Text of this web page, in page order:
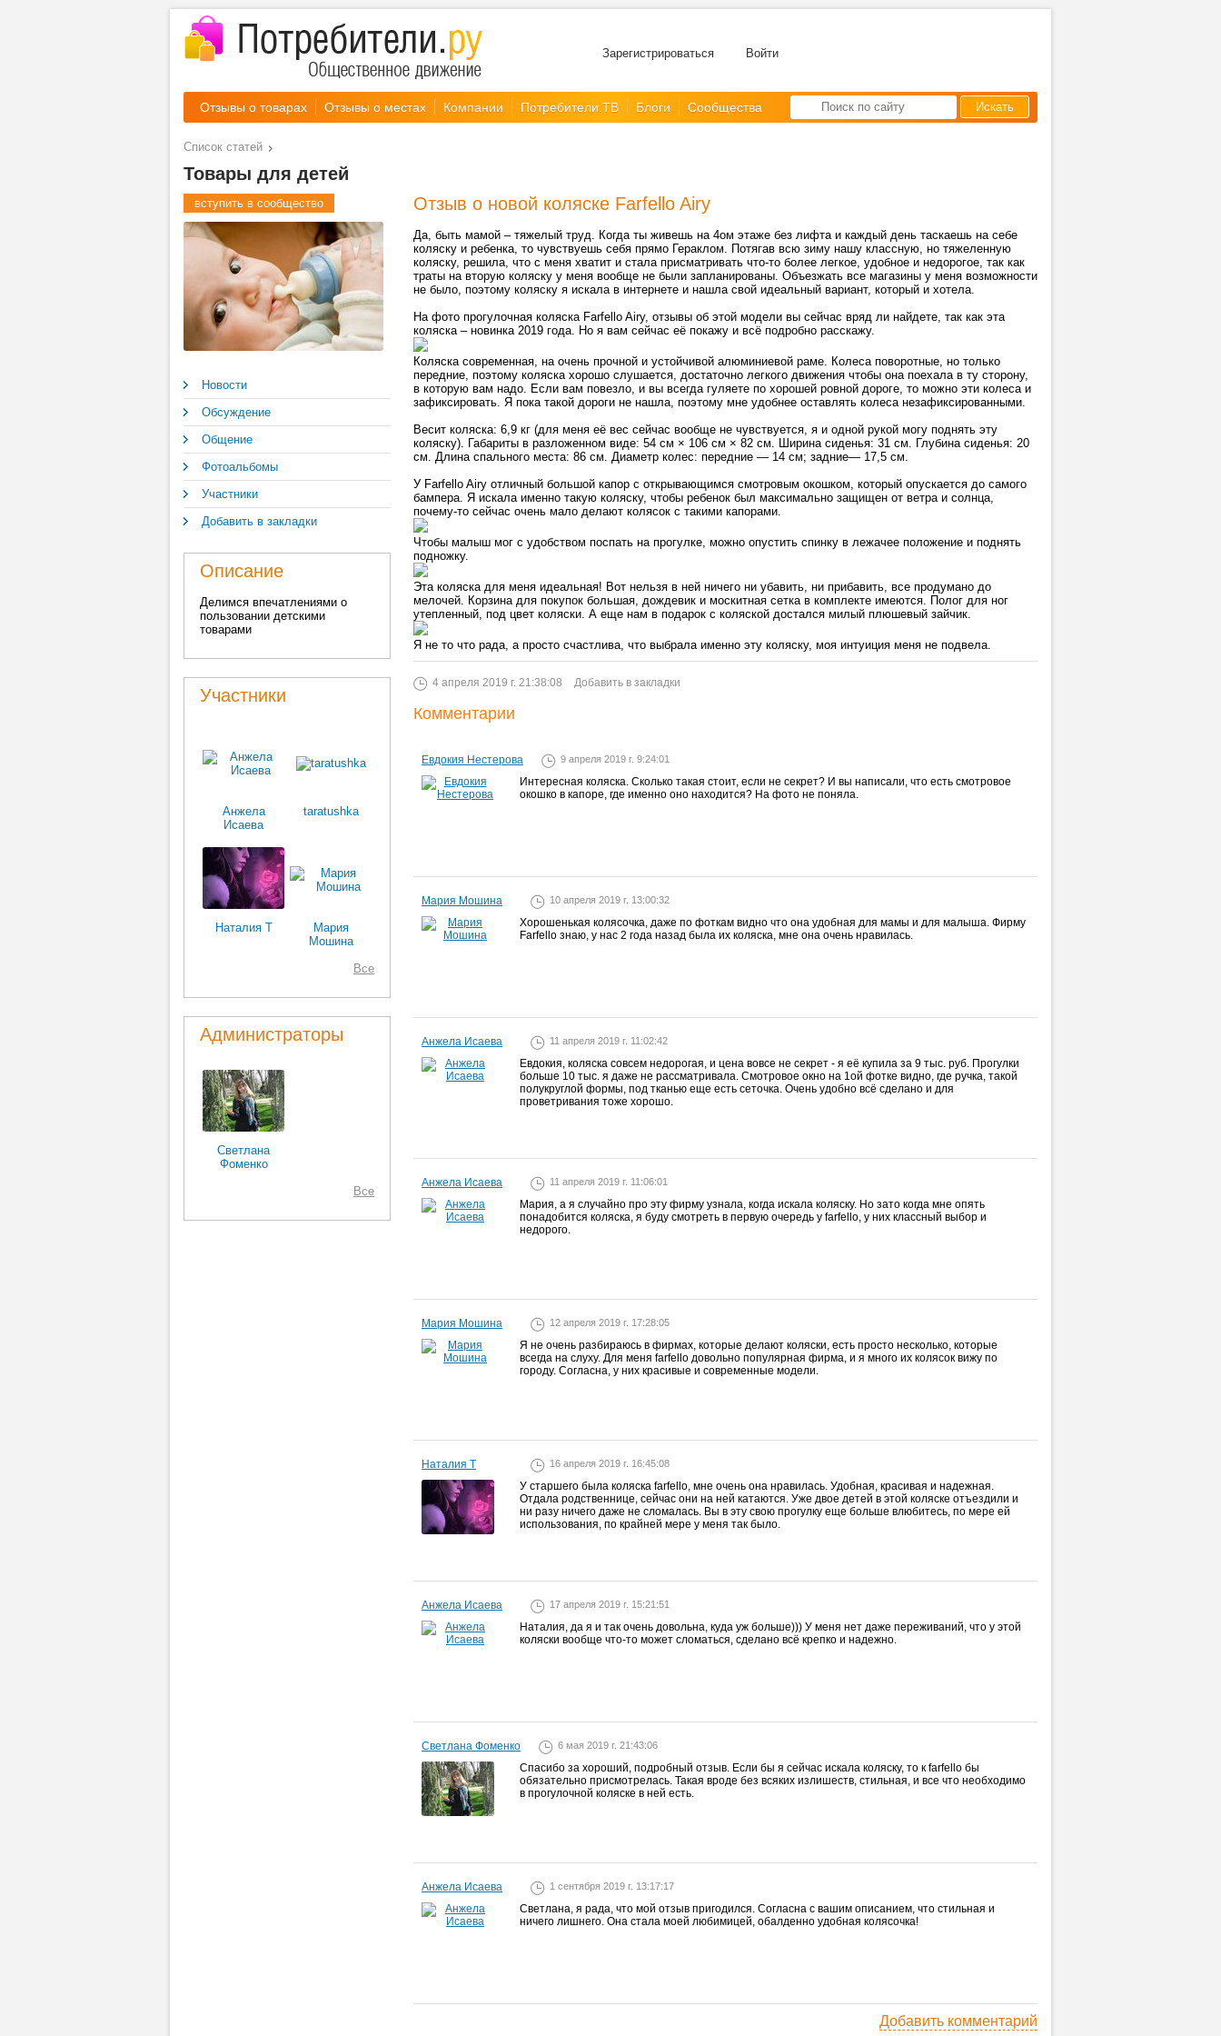
Зарегистрироваться Войти
Отзывы о товарах Отзывы о местах Компании Потребители.ТВ Блоги Сообщества Искать
Список статей
Товары для детей
вступить в сообщество
Новости
Обсуждение
Общение
Фотоальбомы
Участники
Добавить в закладки
Описание
Делимся впечатлениями о
пользовании детскими
товарами
Участники
Анжела
Исаева
taratushka
Наталия Т
Мария
Мошина
Все
Администраторы
Светлана
Фоменко
Все
Отзыв о новой коляске Farfello Airy
Да, быть мамой – тяжелый труд. Когда ты живешь на 4ом этаже без лифта и каждый день таскаешь на себе
коляску и ребенка, то чувствуешь себя прямо Гераклом. Потягав всю зиму нашу классную, но тяжеленную
коляску, решила, что с меня хватит и стала присматривать что-то более легкое, удобное и недорогое, так как
траты на вторую коляску у меня вообще не были запланированы. Объезжать все магазины у меня возможности
не было, поэтому коляску я искала в интернете и нашла свой идеальный вариант, который и хотела.
На фото прогулочная коляска Farfello Airy, отзывы об этой модели вы сейчас вряд ли найдете, так как эта
коляска – новинка 2019 года. Но я вам сейчас её покажу и всё подробно расскажу.
Коляска современная, на очень прочной и устойчивой алюминиевой раме. Колеса поворотные, но только
передние, поэтому коляска хорошо слушается, достаточно легкого движения чтобы она поехала в ту сторону,
в которую вам надо. Если вам повезло, и вы всегда гуляете по хорошей ровной дороге, то можно эти колеса и
зафиксировать. Я пока такой дороги не нашла, поэтому мне удобнее оставлять колеса незафиксированными.
Весит коляска: 6,9 кг (для меня её вес сейчас вообще не чувствуется, я и одной рукой могу поднять эту
коляску). Габариты в разложенном виде: 54 см × 106 см × 82 см. Ширина сиденья: 31 см. Глубина сиденья: 20
см. Длина спального места: 86 см. Диаметр колес: передние — 14 см; задние— 17,5 см.
У Farfello Airy отличный большой капор с открывающимся смотровым окошком, который опускается до самого
бампера. Я искала именно такую коляску, чтобы ребенок был максимально защищен от ветра и солнца,
почему-то сейчас очень мало делают колясок с такими капорами.
Чтобы малыш мог с удобством поспать на прогулке, можно опустить спинку в лежачее положение и поднять
подножку.
Эта коляска для меня идеальная! Вот нельзя в ней ничего ни убавить, ни прибавить, все продумано до
мелочей. Корзина для покупок большая, дождевик и москитная сетка в комплекте имеются. Полог для ног
утепленный, под цвет коляски. А еще нам в подарок с коляской достался милый плюшевый зайчик.
Я не то что рада, а просто счастлива, что выбрала именно эту коляску, моя интуиция меня не подвела.
4 апреля 2019 г. 21:38:08 Добавить в закладки
Комментарии
Евдокия Нестерова 9 апреля 2019 г. 9:24:01
Интересная коляска. Сколько такая стоит, если не секрет? И вы написали, что есть смотровое
окошко в капоре, где именно оно находится? На фото не поняла.
Мария Мошина 10 апреля 2019 г. 13:00:32
Хорошенькая колясочка, даже по фоткам видно что она удобная для мамы и для малыша. Фирму
Farfello знаю, у нас 2 года назад была их коляска, мне она очень нравилась.
Анжела Исаева 11 апреля 2019 г. 11:02:42
Евдокия, коляска совсем недорогая, и цена вовсе не секрет - я её купила за 9 тыс. руб. Прогулки
больше 10 тыс. я даже не рассматривала. Смотровое окно на 1ой фотке видно, где ручка, такой
полукруглой формы, под тканью еще есть сеточка. Очень удобно всё сделано и для
проветривания тоже хорошо.
Анжела Исаева 11 апреля 2019 г. 11:06:01
Мария, а я случайно про эту фирму узнала, когда искала коляску. Но зато когда мне опять
понадобится коляска, я буду смотреть в первую очередь у farfello, у них классный выбор и
недорого.
Мария Мошина 12 апреля 2019 г. 17:28:05
Я не очень разбираюсь в фирмах, которые делают коляски, есть просто несколько, которые
всегда на слуху. Для меня farfello довольно популярная фирма, и я много их колясок вижу по
городу. Согласна, у них красивые и современные модели.
Наталия Т 16 апреля 2019 г. 16:45:08
У старшего была коляска farfello, мне очень она нравилась. Удобная, красивая и надежная.
Отдала родственнице, сейчас они на ней катаются. Уже двое детей в этой коляске отъездили и
ни разу ничего даже не сломалась. Вы в эту свою прогулку еще больше влюбитесь, по мере ей
использования, по крайней мере у меня так было.
Анжела Исаева 17 апреля 2019 г. 15:21:51
Наталия, да я и так очень довольна, куда уж больше))) У меня нет даже переживаний, что у этой
коляски вообще что-то может сломаться, сделано всё крепко и надежно.
Светлана Фоменко 6 мая 2019 г. 21:43:06
Спасибо за хороший, подробный отзыв. Если бы я сейчас искала коляску, то к farfello бы
обязательно присмотрелась. Такая вроде без всяких излишеств, стильная, и все что необходимо
в прогулочной коляске в ней есть.
Анжела Исаева 1 сентября 2019 г. 13:17:17
Светлана, я рада, что мой отзыв пригодился. Согласна с вашим описанием, что стильная и
ничего лишнего. Она стала моей любимицей, обалденно удобная колясочка!
Добавить комментарий